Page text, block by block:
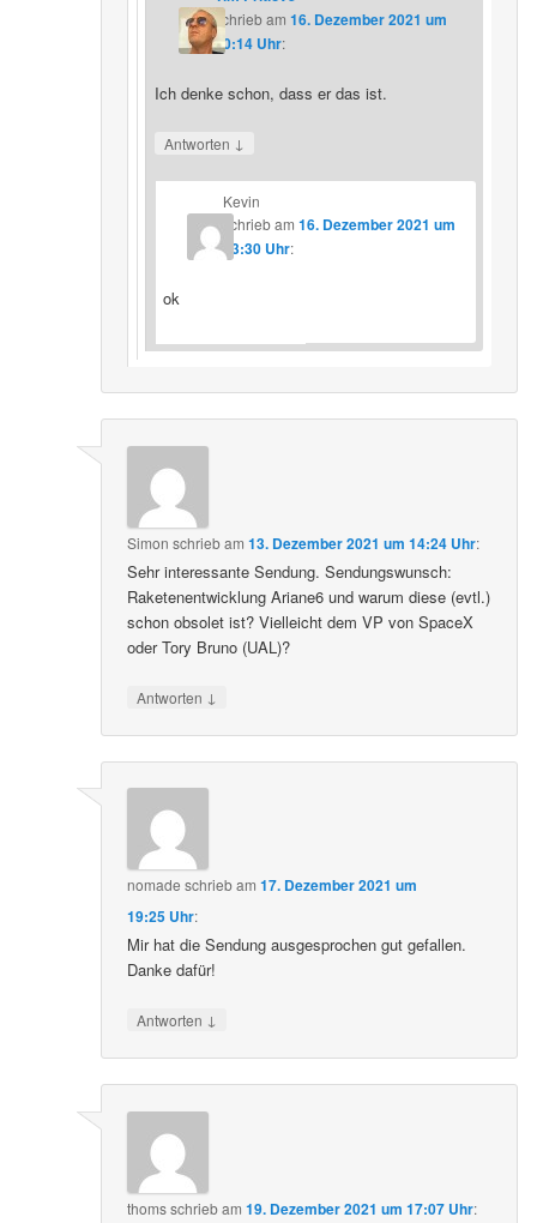
schriebam 16. Dezember 2021 um
20:14 Uhr:
Ich denke schon, dass er das ist.
Antworten ↓
Kevin
schriebam16. Dezember 2021 um
23:30 Uhr:
ok
Simon schriebam13. Dezember 2021 um 14:24 Uhr:
Sehr interessante Sendung. Sendungswunsch:
Raketenentwicklung Ariane6 und warum diese (evtl.)
schon obsolet ist? Vielleicht dem VP von SpaceX
oder Tory Bruno (UAL)?
Antworten ↓
nomade schriebam17. Dezember 2021 um
19:25 Uhr:
Mir hat die Sendung ausgesprochen gut gefallen.
Danke dafür!
Antworten ↓
thomsschriebam19. Dezember 2021 um 17:07 Uhr: